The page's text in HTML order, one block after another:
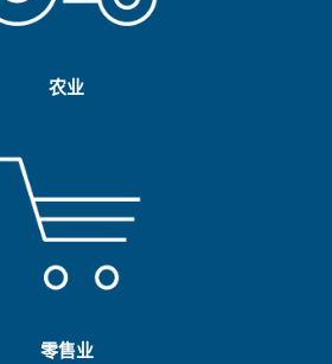
农业
零售业